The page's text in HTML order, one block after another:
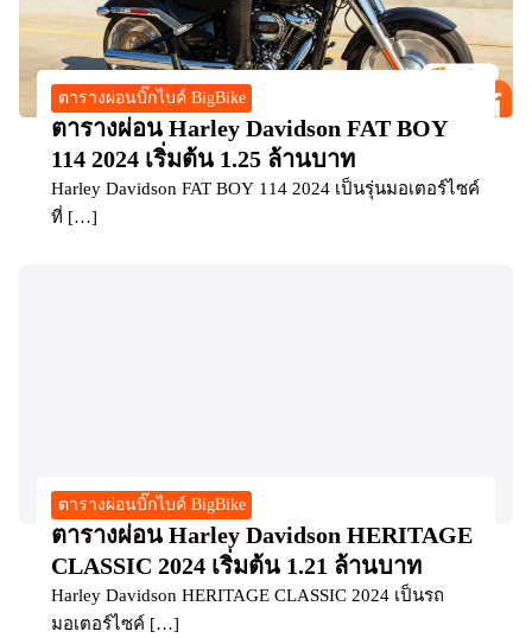
ตารางผ่อนบิ๊กไบค์ BigBike
ตารางผ่อน Harley Davidson FAT BOY
114 2024 เริ่มต้น 1.25 ล้านบาท
Harley Davidson FAT BOY 114 2024 เป็นรุ่นมอเตอร์ไซค์
ที่ […]
ตารางผ่อนบิ๊กไบค์ BigBike
ตารางผ่อน Harley Davidson HERITAGE
CLASSIC 2024 เริ่มต้น 1.21 ล้านบาท
Harley Davidson HERITAGE CLASSIC 2024 เป็นรถ
มอเตอร์ไซค์ […]